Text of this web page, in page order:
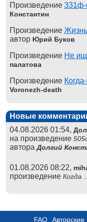
Произведение 331ф-
Константин
Произведение
автор Юрий Буков
Произведение Не
палатова
Произведение
Voronezh-death
Новые
04.08.2026 01:54,
на произведение
автораДолгий
01.08.2026 08:22,
произведение Когда ...
FAQ Авторские